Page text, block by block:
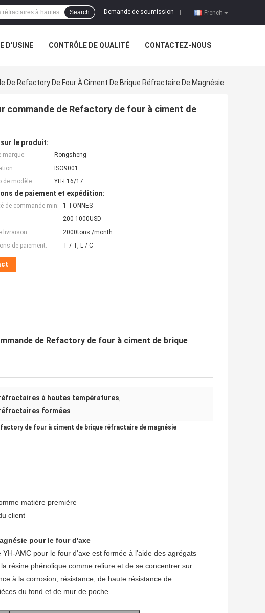
French
Demande de soumission
Search
D'USINE CONTRÔLE DE QUALITÉ CONTACTEZ-NOUS
De Refactory De Four À Ciment De Brique Réfractaire De Magnésie
commande de Refactory de four à ciment de
le produit:
marque:
Rongsheng
ISO9001
de modèle:
YH-F16/17
de paiement et expédition:
de commande min:
1 TONNES
200-1000USD
livraison:
2000tons /month
de paiement:
T / T, L / C
de Refactory de four à ciment de brique
à hautes températures,
formées
de four à ciment de brique réfractaire de magnésie
matière première
client
pour le four d'axe
AMC pour le four d'axe est formée à l'aide des agrégats
résine phénolique comme reliure et de se concentrer sur
à la corrosion, résistance, de haute résistance de
du fond et de mur de poche.